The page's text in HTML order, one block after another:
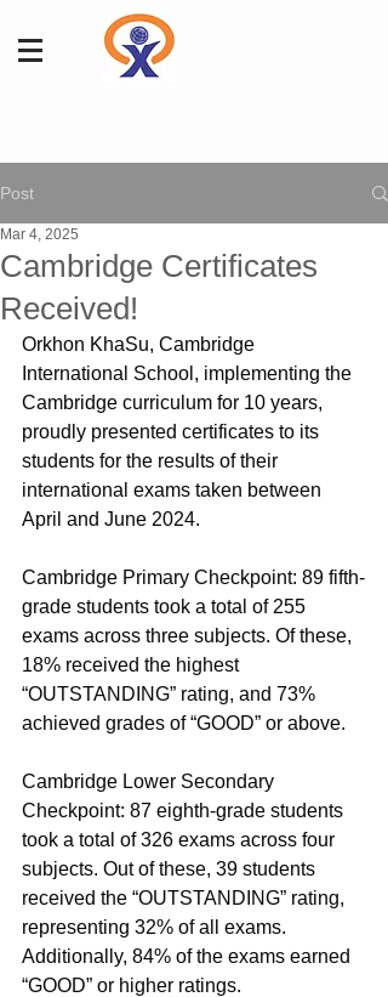
Post
Cambridge Certificates
Received!
Mar 4, 2025
Orkhon KhaSu, Cambridge
International School, implementing the
Cambridge curriculum for 10 years,
proudly presented certificates to its
students for the results of their
international exams taken between
April and June 2024.
Cambridge Primary Checkpoint: 89 fifth-
grade students took a total of 255
exams across three subjects. Of these,
18% received the highest
“OUTSTANDING” rating, and 73%
achieved grades of “GOOD” or above.
Cambridge Lower Secondary
Checkpoint: 87 eighth-grade students
took a total of 326 exams across four
subjects. Out of these, 39 students
received the “OUTSTANDING” rating,
representing 32% of all exams.
Additionally, 84% of the exams earned
“GOOD” or higher ratings.